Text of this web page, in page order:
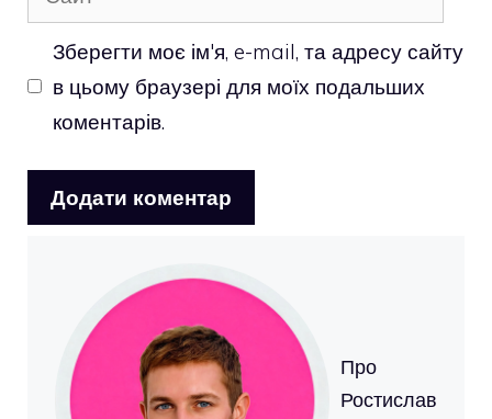
Зберегти моє ім'я, e-mail, та адресу сайту
в цьому браузері для моїх подальших
коментарів.
Про
Ростислав